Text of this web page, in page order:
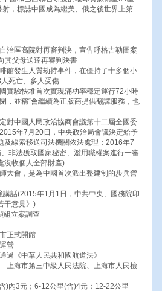
，標誌中國成為繼美、俄之後世界上第
治區高院對再審判決，宣告呼格吉勒圖案
其父母送達再審判決書
館發生人質劫持事件，在僵持了十多個小
死亡、多人受傷
驗快堆首次實現滿功率穩定運行72小時
並稱“會繼續為正版商提供翻譯服務，也
對中國人民政治協商會議第十二屆全國委
年7月20日，中央政治局會議決定給予
及線索移送司法機關依法處理；2016年7
非法獲取國家秘密、濫用職權案進行一審
沒收個人全部財產)
大會，是為中國首次派出整建制的步兵營
話(2015年1月1日，中共中央、國務院印
干意見》)
組立案調查
正式開館
營
《中華人民共和國航道法》
海市第三中級人民法院、上海市人民檢
)內3元；6-12公里(含)4元；12-22公里